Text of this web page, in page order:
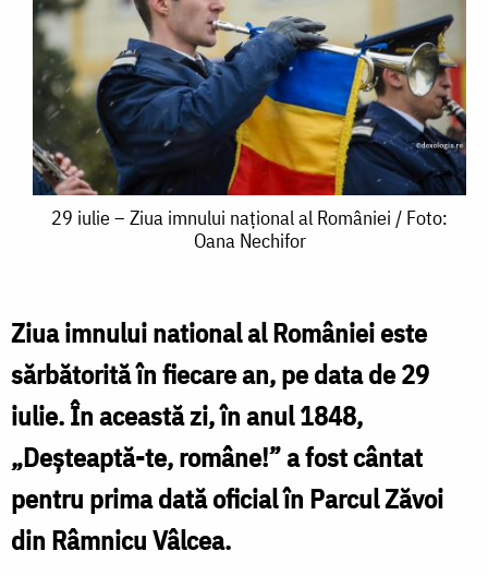
29
Ziua
imnului
național
al
României
Foto:
29 iulie – Ziua imnului național al României / Foto:
Oana Nechifor
Ziua imnului national al României este
sărbătorită în fiecare an, pe data de 29
iulie. În această zi, în anul 1848,
„Deşteaptă-te, române!” a fost cântat
pentru prima dată oficial în Parcul Zăvoi
din Râmnicu Vâlcea.